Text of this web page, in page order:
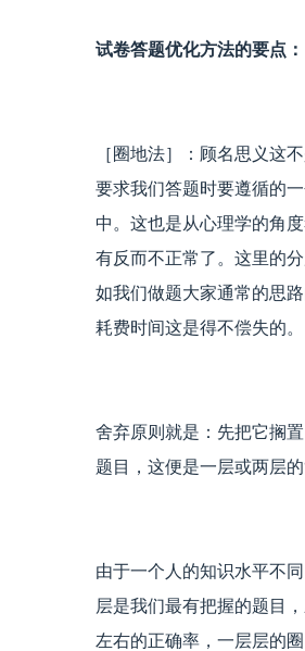
试卷答题优化方法的要点：
［圈地法］：顾名思义这
要求我们答题时要遵循的
中。这也是从心理学的角
有反而不正常了。这里的
如我们做题大家通常的思
耗费时间这是得不偿失的。
舍弃原则就是：先把它搁
题目，这便是一层或两层的
由于一个人的知识水平不
层是我们最有把握的题目
左右的正确率，一层层的